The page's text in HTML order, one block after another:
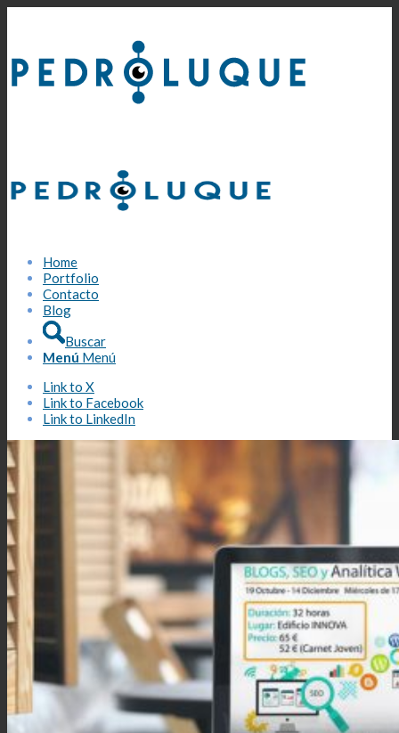
Home
Portfolio
Contacto
Blog
Buscar
Menú Menú
Link to X
Link to Facebook
Link to LinkedIn